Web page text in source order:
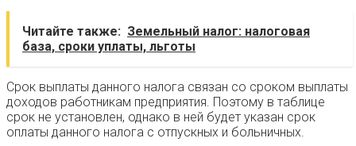
Читайте также: Земельный налог: налоговая
база, сроки уплаты, льготы
Срок выплаты данного налога связан со сроком выплаты
доходов работникам предприятия. Поэтому в таблице
срок не установлен, однако в ней будет указан срок
оплаты данного налога с отпускных и больничных.